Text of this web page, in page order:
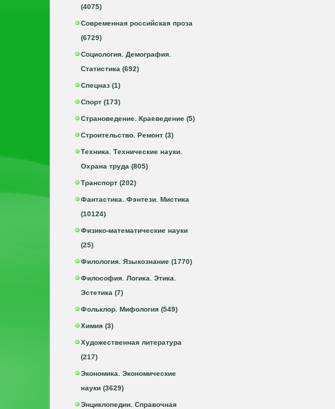
(4075)
Современная российская проза
(6729)
Социология. Демография.
Статистика (692)
Спецназ (1)
Спорт (173)
Страноведение. Краеведение (5)
Строительство. Ремонт (3)
Техника. Технические науки.
Охрана труда (805)
Транспорт (202)
Фантастика. Фэнтези. Мистика
(10124)
Физико-математические науки
(25)
Филология. Языкознание (1770)
Философия. Логика. Этика.
Эстетика (7)
Фольклор. Мифология (549)
Химия (3)
Художественная литература
(217)
Экономика. Экономические
науки (3629)
Энциклопедии. Справочная